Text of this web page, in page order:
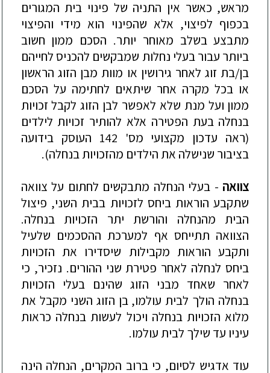
מראש, כאשר אין התניה של פינוי בית המגורים
בכפוף לפיצוי, אלא שהפינוי הוא מידי והפיצוי
מתבצע בשלב מאוחר יותר. הסכם ממון חשוב
ביותר עבור בעלי נחלות שמבקשים להכניס לחייהם
בן/בת זוג לאחר גירושין או מוות מבן הזוג הראשון
או בכל מקרה אחר שיתאים לחתימה על הסכם
ממון ועל מנת שלא לאפשר לבן הזוג לקבל זכויות
בנחלה בעת הפטירה אלא להותיר זכויות לילדים
(ראה עדכון מקצועי מס' 142 העוסק בידועה
בציבור שנישלה את הילדים מהזכויות בנחלה).
צוואה - בעלי הנחלה מתבקשים לחתום על צוואה
שתקבע הוראות ביחס לזכויות בבית השני, פיצול
הבית מהנחלה והורשת יתר הזכויות בנחלה.
הצוואה תתייחס אף למערכת ההסכמים שלעיל
ותקבע הוראות מקבילות שיסדירו את הזכויות
ביחס לנחלה לאחר פטירת שני ההורים. נזכיר, כי
לאחר שאחד מבני הזוג שהינם בעלי הזכויות
בנחלה הולך לבית עולמו, בן הזוג השני מקבל את
מלוא הזכויות בנחלה ויכול לעשות בנחלה כראות
עיניו עד שילך לבית עולמו.
עוד אדגיש לסיום, כי ברוב המקרים, הנחלה הינה